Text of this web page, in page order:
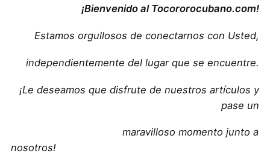
¡Bienvenido al Tocororocubano.com!
Estamos orgullosos de conectarnos con Usted,
independientemente del lugar que se encuentre.
¡Le deseamos que disfrute de nuestros artículos y
pase un
maravilloso momento junto a
nosotros!